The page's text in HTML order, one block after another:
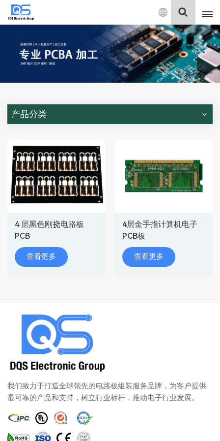
中
文
English
中文
Deutsch
产品分类
4 层黑色刚挠电路板
PCB
查看更多
4层金手指计算机电子
PCB板
查看更多
我们致力于打造全球领先的电路板组装服务品牌，为客户提供
最可靠的产品和支持，树立行业标杆，推动电子行业发展。